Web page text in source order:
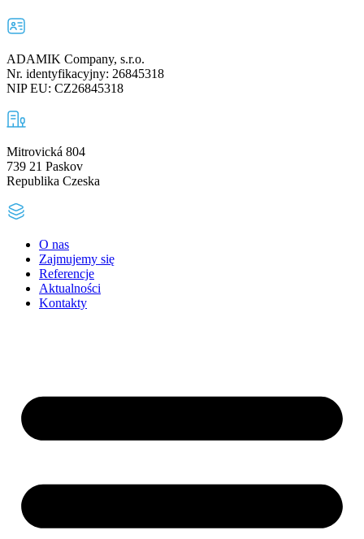
ADAMIK Company, s.r.o.
Nr. identyfikacyjny: 26845318
NIP EU: CZ26845318
Mitrovická 804
739 21 Paskov
Republika Czeska
O nas
Zajmujemy się
Referencje
Aktualności
Kontakty